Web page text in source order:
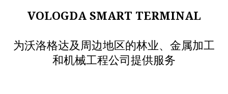
VOLOGDA SMART TERMINAL
为沃洛格达及周边地区的林业、金属加工
和机械工程公司提供服务